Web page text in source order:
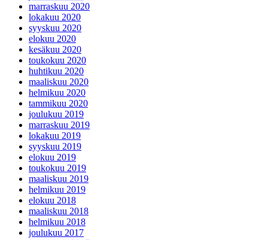
marraskuu 2020
lokakuu 2020
syyskuu 2020
elokuu 2020
kesäkuu 2020
toukokuu 2020
huhtikuu 2020
maaliskuu 2020
helmikuu 2020
tammikuu 2020
joulukuu 2019
marraskuu 2019
lokakuu 2019
syyskuu 2019
elokuu 2019
toukokuu 2019
maaliskuu 2019
helmikuu 2019
elokuu 2018
maaliskuu 2018
helmikuu 2018
joulukuu 2017